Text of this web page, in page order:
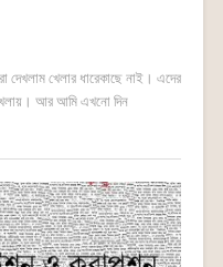
দেখলাম খেলার ধারেকাছে নাই। এদের
আর আমি এখনো দিন